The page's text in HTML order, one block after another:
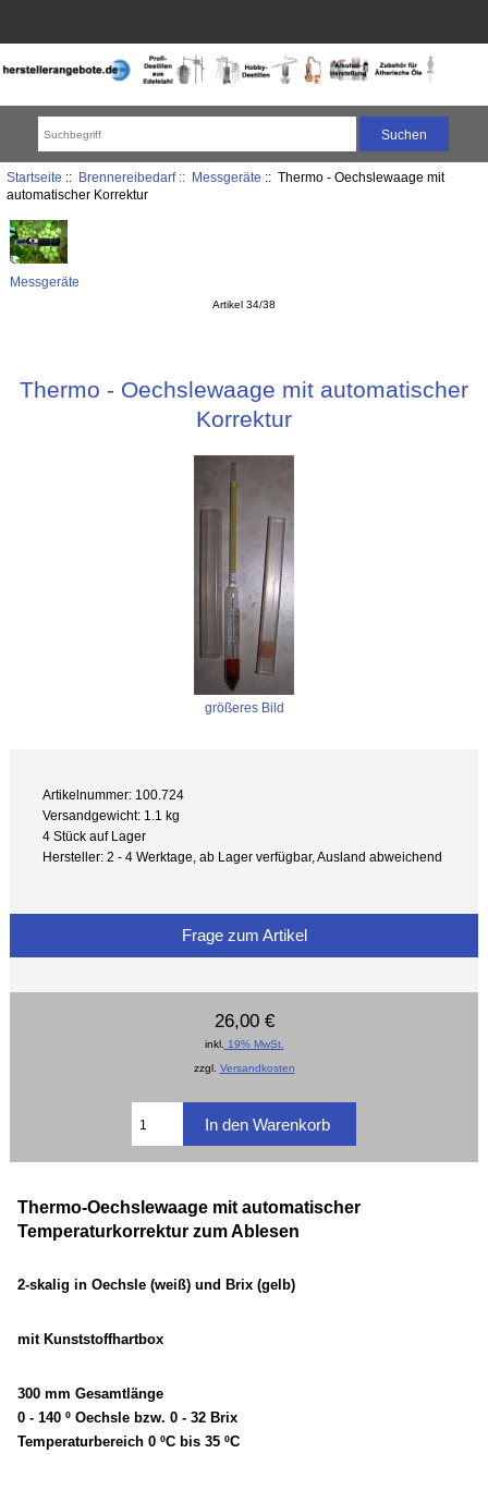
Startseite :: Brennereibedarf :: Messgeräte :: Thermo - Oechslewaage mit
automatischer Korrektur
Messgeräte
Artikel 34/38
Thermo - Oechslewaage mit automatischer
Korrektur
größeres Bild
Artikelnummer: 100.724
Versandgewicht: 1.1 kg
4 Stück auf Lager
Hersteller: 2 - 4 Werktage, ab Lager verfügbar, Ausland abweichend
Frage zum Artikel
26,00 €
inkl. 19% MwSt.
zzgl. Versandkosten
Thermo-Oechslewaage mit automatischer
Temperaturkorrektur zum Ablesen
2-skalig in Oechsle (weiß) und Brix (gelb)
mit Kunststoffhartbox
300 mm Gesamtlänge
0 - 140 º Oechsle bzw. 0 - 32 Brix
Temperaturbereich 0 ºC bis 35 ºC